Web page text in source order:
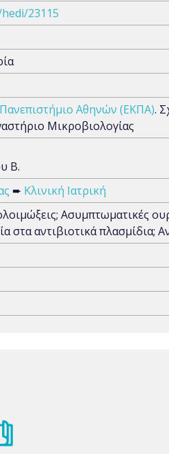
23115
Αθηνών (ΕΚΠΑ).
Μικροβιολογίας
Β.
➨ Κλινική Ιατρική
Ασυμπτωματικές
αντιβιοτικά πλασμίδια;